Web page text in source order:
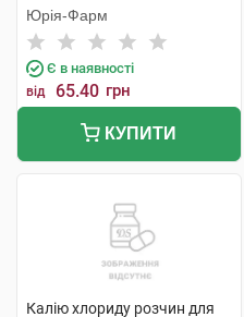
Юрія-Фарм
Є в наявності
від 65.40 грн
КУПИТИ
Калію хлориду розчин для